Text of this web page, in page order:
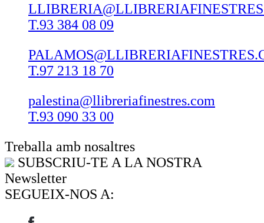
T.93 384 08 09
T.97 213 18 70
palestina@llibreriafinestres.com
T.93 090 33 00
Treballa amb nosaltres
SUBSCRIU-TE A LA NOSTRA
Newsletter
SEGUEIX-NOS A: